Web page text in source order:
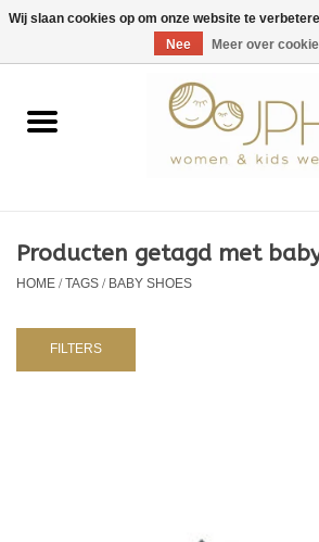
EUR/GBP/USD
Home
Kids
Producten getagd met
HOME/TAGS/BABY SHOES
FILTERS
Wij slaan cookies op om onze website te
Nee
Meer over